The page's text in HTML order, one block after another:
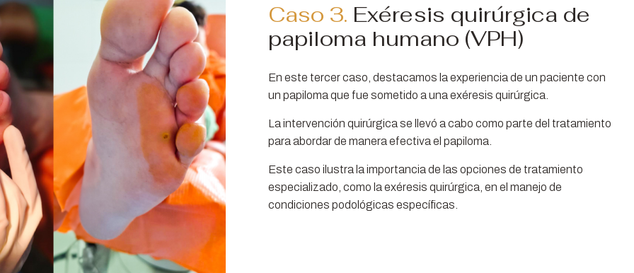
Caso 3. Exéresis quirúrgica de
papiloma humano (VPH)
En este tercer caso, destacamos la experiencia de un paciente con
un papiloma que fue sometido a una exéresis quirúrgica.
La intervención quirúrgica se llevó a cabo como parte del tratamiento
para abordar de manera efectiva el papiloma.
Este caso ilustra la importancia de las opciones de tratamiento
especializado, como la exéresis quirúrgica, en el manejo de
condiciones podológicas específicas.